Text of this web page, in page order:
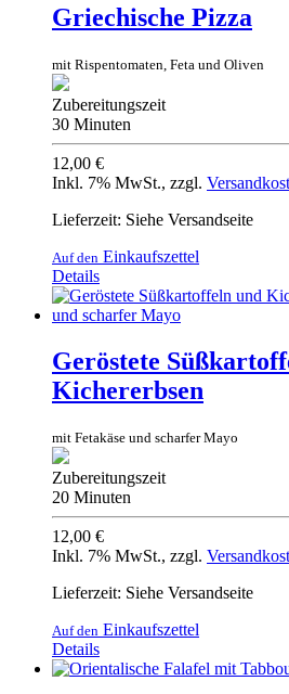
Griechische Pizza
mit Rispentomaten, Feta und Oliven
Zubereitungszeit
30 Minuten
12,00 €
Inkl. 7% MwSt., zzgl.
Lieferzeit: Siehe Versandseite
Auf den Einkaufszettel
Details
Geröstete
Kichererbsen
mit Fetakäse und scharfer Mayo
Zubereitungszeit
20 Minuten
12,00 €
Inkl. 7% MwSt., zzgl.
Lieferzeit: Siehe Versandseite
Auf den Einkaufszettel
Details